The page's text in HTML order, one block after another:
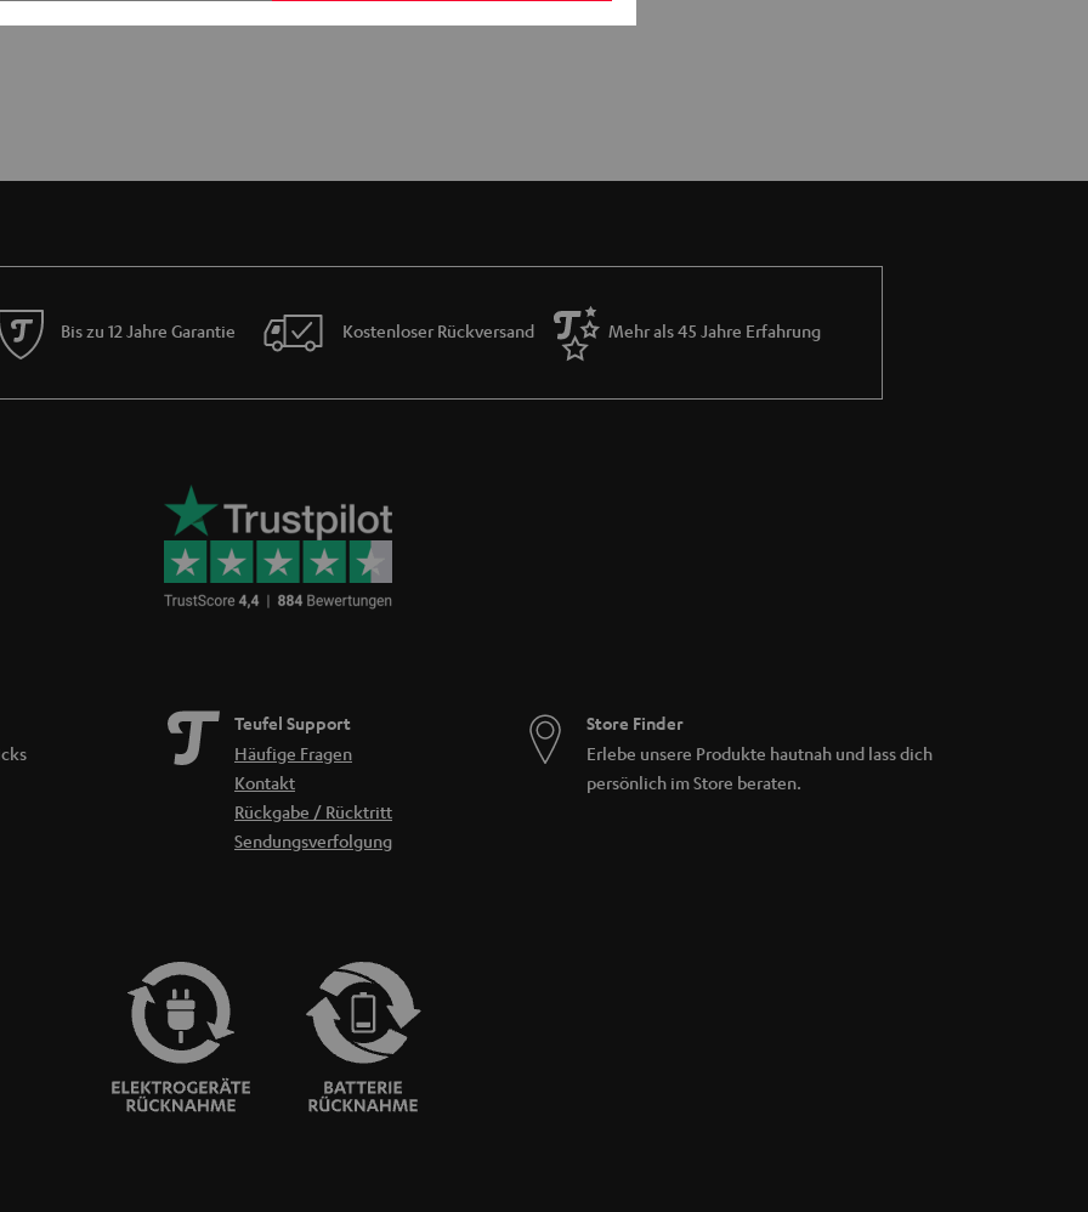
Bis zu 12 Jahre Garantie Kostenloser Rückversand Mehr als 45 Jahre Erfahrung
Teufel Support
Häufige Fragen
Kontakt
Rückgabe / Rücktritt
Sendungsverfolgung
Store Finder
Erlebe unsere Produkte hautnah und lass dich
persönlich im Store beraten.